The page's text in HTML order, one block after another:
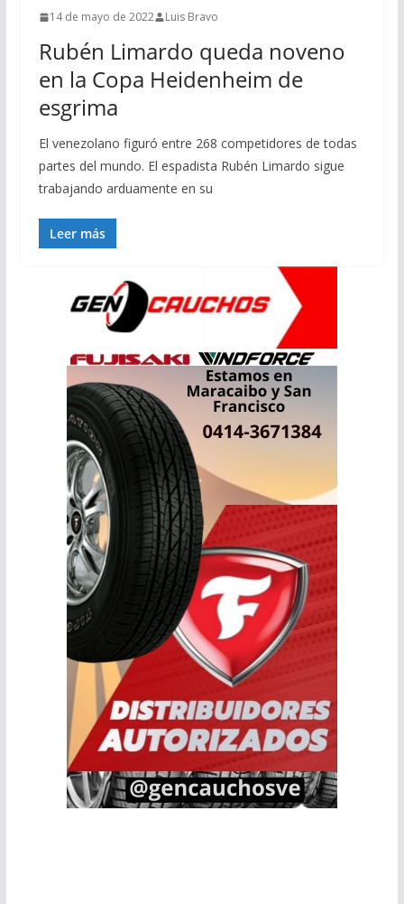
14 de mayo de 2022 Luis Bravo
Rubén Limardo queda noveno
en la Copa Heidenheim de
esgrima
El venezolano figuró entre 268 competidores de todas
partes del mundo. El espadista Rubén Limardo sigue
trabajando arduamente en su
Leer más